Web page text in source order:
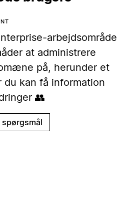
arbejdsområde
at administrere
på, herunder et
du kan få information
👥
spørgsmål